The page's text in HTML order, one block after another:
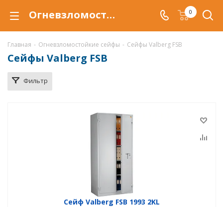
Огневзломостойкий сейф Valberg FSB купить в Воронеже, сейфы Valberg FSB с защитой от взлома и от огня по низкой цене c доставкой 0
Главная - Огневзломостойкие сейфы - Сейфы Valberg FSB
Сейфы Valberg FSB
Фильтр
Сейф Valberg FSB 1993 2KL